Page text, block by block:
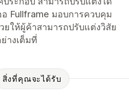
อ Fullframe มอบการควบคุม
ให้ผู้ค้าสามารถปรับแต่งวิสัย
างเต็มที่
สิ่งที่คุณจะได้รับ